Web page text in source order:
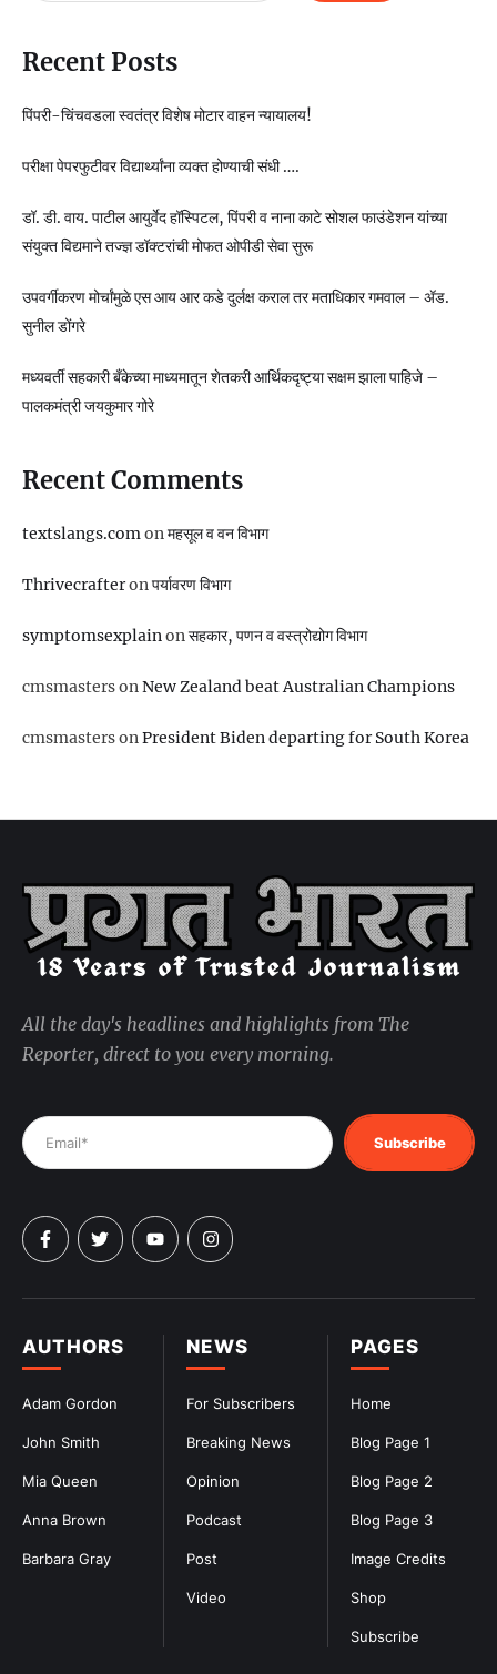
Recent Posts
पिंपरी-चिंचवडला स्वतंत्र विशेष मोटार वाहन न्यायालय!
परीक्षा पेपरफुटीवर विद्यार्थ्यांना व्यक्त होण्याची संधी ….
डॉ. डी. वाय. पाटील आयुर्वेद हॉस्पिटल, पिंपरी व नाना काटे सोशल फाउंडेशन यांच्या
संयुक्त विद्यमाने तज्ज्ञ डॉक्टरांची मोफत ओपीडी सेवा सुरू
उपवर्गीकरण मोर्चांमुळे एस आय आर कडे दुर्लक्ष कराल तर मताधिकार गमवाल – ॲड.
सुनील डोंगरे
मध्यवर्ती सहकारी बँकेच्या माध्यमातून शेतकरी आर्थिकदृष्ट्या सक्षम झाला पाहिजे –
पालकमंत्री जयकुमार गोरे
Recent Comments
textslangs.comonमहसूल व वन विभाग
Thrivecrafteronपर्यावरण विभाग
symptomsexplainonसहकार, पणन व वस्‍त्रोद्योग विभाग
cmsmastersonNew Zealand beat Australian Champions
cmsmastersonPresident Biden departing for South Korea
PAGES
Home
Blog Page 1
Blog Page 2
Blog Page 3
Image Credits
Shop
Subscribe
NEWS
For Subscribers
Breaking News
Opinion
Podcast
Post
Video
AUTHORS
Adam Gordon
John Smith
Mia Queen
Anna Brown
Barbara Gray
All the day's headlines and highlights from The
Reporter, direct to you every morning.
Subscribe